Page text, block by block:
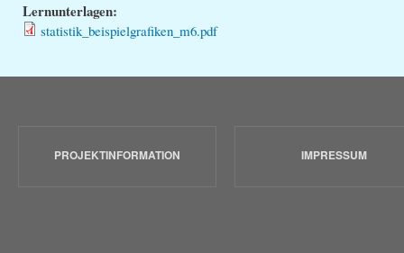
Lernunterlagen:
statistik_beispielgrafiken_m6.pdf
PROJEKTINFORMATION IMPRESSUM